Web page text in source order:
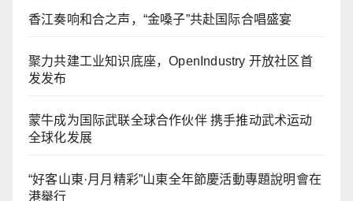
香江奏响和合之声，“金嗓子”共赴国际合唱盛宴
聚力共建工业知识底座，OpenIndustry 开放社区首
发发布
蒙牛成为国际武联全球合作伙伴 携手推动武术运动
全球化发展
“好客山東·月月精彩”山東全年節慶活動專題說明會在
港舉行